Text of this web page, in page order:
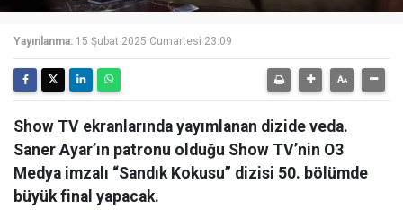
Yayınlanma: 15 Şubat 2025 Cumartesi 23:09
Show TV ekranlarında yayımlanan dizide veda.
Saner Ayar’ın patronu olduğu Show TV’nin O3
Medya imzalı “Sandık Kokusu” dizisi 50. bölümde
büyük final yapacak.